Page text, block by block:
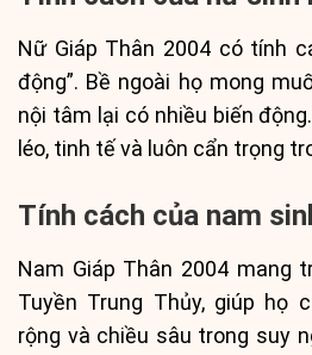
Nữ Giáp Thân 2004 có tính
động”. Bề ngoài họ mong
nội tâm lại có nhiều biến
léo, tinh tế và luôn cẩn trọng
Tính cách của nam
Nam Giáp Thân 2004 mang
Tuyền Trung Thủy, giúp họ
rộng và chiều sâu trong suy